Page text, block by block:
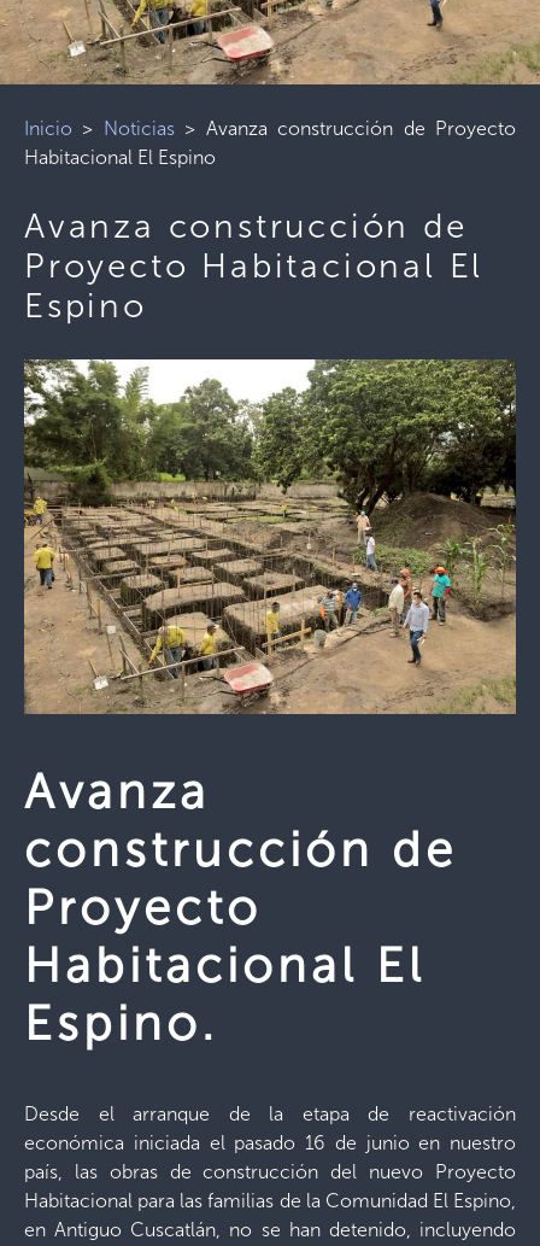
Inicio > Noticias> Avanza construcción de Proyecto
Habitacional El Espino
Avanza construcción de
Proyecto Habitacional El
Espino
Avanza
construcción de
Proyecto
Habitacional El
Espino.
Desde el arranque de la etapa de reactivación
económica iniciada el pasado 16 de junio en nuestro
país, las obras de construcción del nuevo Proyecto
Habitacional para las familias de la Comunidad El Espino,
en Antiguo Cuscatlán, no se han detenido, incluyendo